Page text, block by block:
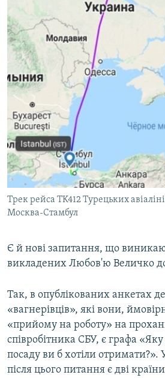
Трек рейса TK412 Турецьких
Москва-Стамбул
Є й нові запитання, що
викладених Любов'ю Величко
Так, в опублікованих анкетах
«вагнерівців», які вони,
«прийому на роботу» на
співробітника СБУ, є графа
посаду ви б хотіли отримати?».
після цього питання є дві